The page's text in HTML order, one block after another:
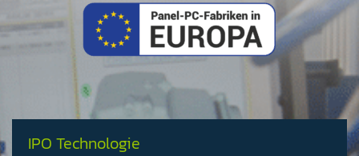
IPO Technologie